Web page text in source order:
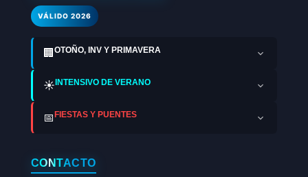
VÁLIDO 2026
🏢 OTOÑO, INV Y PRIMAVERA
☀️INTENSIVO DE VERANO
📅FIESTAS Y PUENTES
CONTACTO